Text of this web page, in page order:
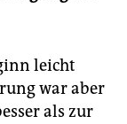
leicht
war aber
als zur